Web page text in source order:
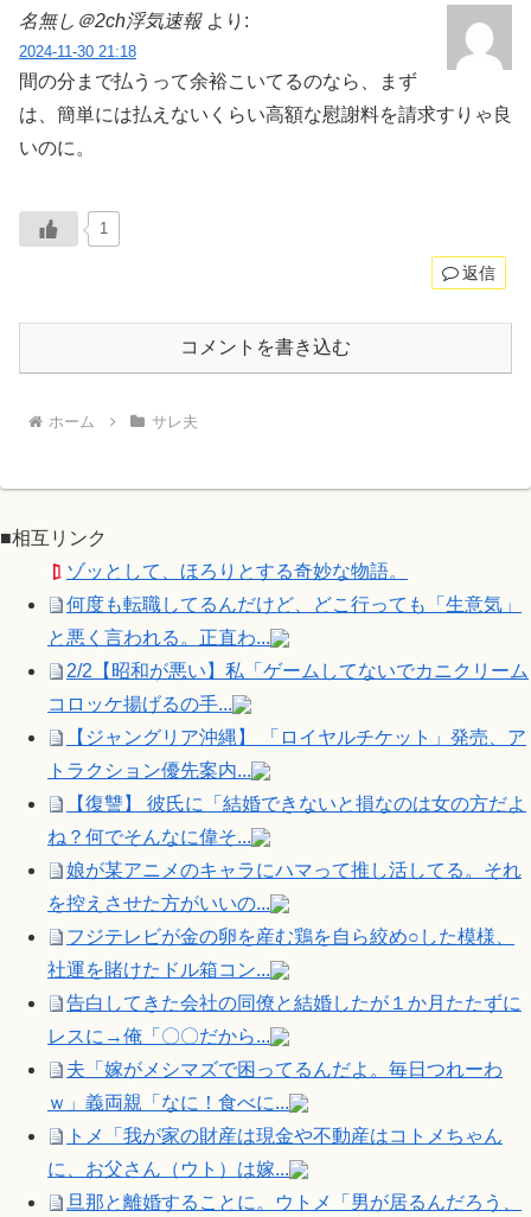
名無し＠2ch浮気速報 より:
2024-11-30 21:18
間の分まで払うって余裕こいてるのなら、まず
は、簡単には払えないくらい高額な慰謝料を請求すりゃ良
いのに。
1
返信
コメントを書き込む
ホーム サレ夫
■相互リンク
ゾッとして、ほろりとする奇妙な物語。
何度も転職してるんだけど、どこ行っても「生意気」
と悪く言われる。正直わ...
2/2【昭和が悪い】私「ゲームしてないでカニクリーム
コロッケ揚げるの手...
【ジャングリア沖縄】 「ロイヤルチケット」発売、ア
トラクション優先案内...
【復讐】 彼氏に「結婚できないと損なのは女の方だよ
ね？何でそんなに偉そ...
娘が某アニメのキャラにハマって推し活してる。それ
を控えさせた方がいいの...
フジテレビが金の卵を産む鶏を自ら絞め○した模様、
社運を賭けたドル箱コン...
告白してきた会社の同僚と結婚したが１か月たたずに
レスに→俺「〇〇だから...
夫「嫁がメシマズで困ってるんだよ。毎日つれーわ
ｗ」義両親「なに！食べに...
トメ「我が家の財産は現金や不動産はコトメちゃん
に、お父さん（ウト）は嫁...
旦那と離婚することに。ウトメ「男が居るんだろう、